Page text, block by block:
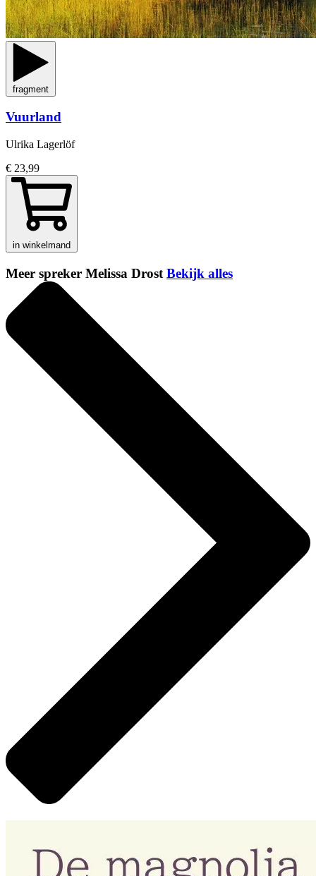
fragment
Vuurland
Ulrika Lagerlöf
€ 23,99
in winkelmand
Meer spreker Melissa Drost Bekijk alles